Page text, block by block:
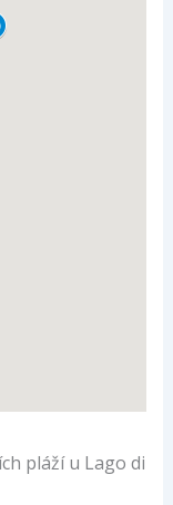
pláží u Lago di